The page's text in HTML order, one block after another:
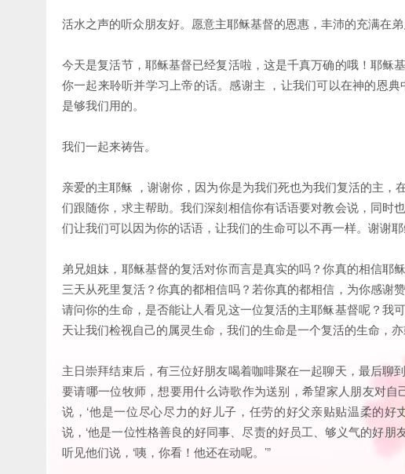
活水之声的听众朋友好。愿意主耶稣基督的恩惠，丰沛的充满在
今天是复活节，耶稣基督已经复活啦，这是千真万确的哦！耶稣
你一起来聆听并学习上帝的话。感谢主 ，让我们可以在神的恩
是够我们用的。
我们一起来祷告。
亲爱的主耶稣 ，谢谢你，因为你是为我们死也为我们复活的主
们跟随你，求主帮助。我们深刻相信你有话语要对教会说，同时
们让我们可以因为你的话语，让我们的生命可以不再一样。谢谢耶
弟兄姐妹，耶稣基督的复活对你而言是真实的吗？你真的相信
三天从死里复活？你真的都相信吗？若你真的都相信，为你感谢
请问你的生命，是否能让人看见这一位复活的主耶稣基督呢？我
天让我们检视自己的属灵生命，我们的生命是一个复活的生命，
主日崇拜结束后，有三位好朋友喝着咖啡聚在一起聊天，最后聊
要请哪一位牧师，想要用什么诗歌作为送别，希望家人朋友对
说，‘他是一位尽心尽力的好儿子，任劳的好父亲贴贴温柔的好
说，‘他是一位性格善良的好同事、尽责的好员工、够义气的好朋
听见他们说，‘咦，你看！他还在动呢。’”